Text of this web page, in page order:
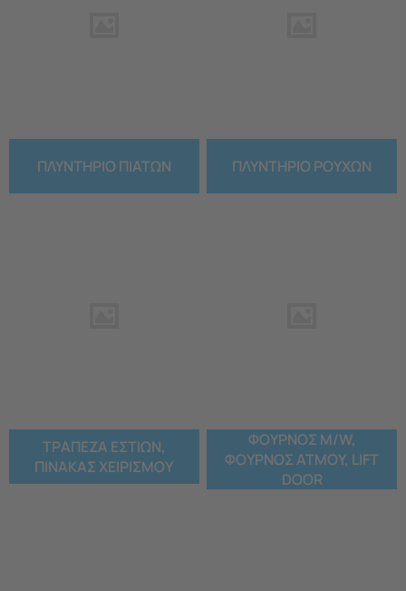
ΠΛΥΝΤΗΡΙΟ ΠΙΑΤΩΝ ΠΛΥΝΤΗΡΙΟ ΡΟΥΧΩΝ
ΤΡΑΠΕΖΑ ΕΣΤΙΩΝ,
ΠΙΝΑΚΑΣ ΧΕΙΡΙΣΜΟΥ
ΦΟΥΡΝΟΣ M/W,
ΦΟΥΡΝΟΣ ΑΤΜΟΥ, LIFT
DOOR